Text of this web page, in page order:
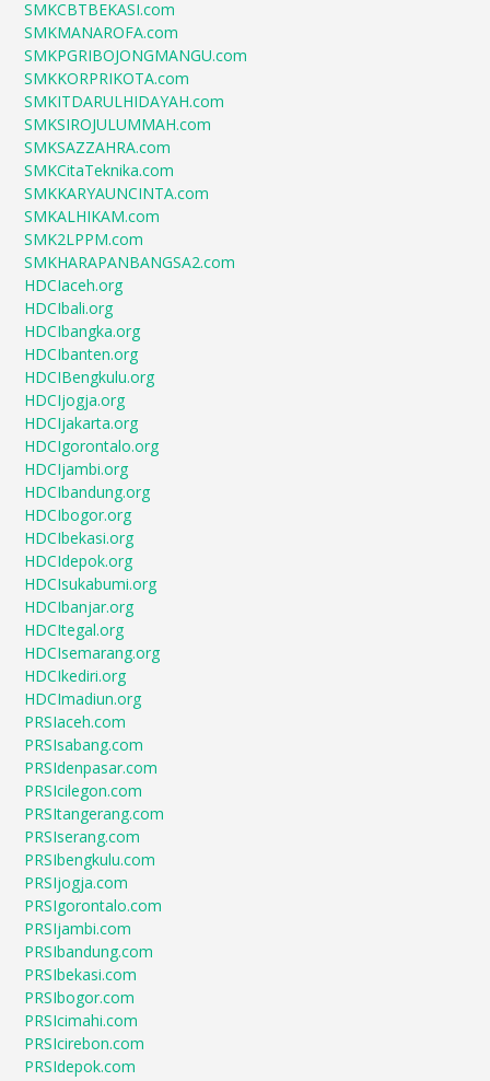
SMKCBTBEKASI.com
SMKMANAROFA.com
SMKPGRIBOJONGMANGU.com
SMKKORPRIKOTA.com
SMKITDARULHIDAYAH.com
SMKSIROJULUMMAH.com
SMKSAZZAHRA.com
SMKCitaTeknika.com
SMKKARYAUNCINTA.com
SMKALHIKAM.com
SMK2LPPM.com
SMKHARAPANBANGSA2.com
HDCIaceh.org
HDCIbali.org
HDCIbangka.org
HDCIbanten.org
HDCIBengkulu.org
HDCIjogja.org
HDCIjakarta.org
HDCIgorontalo.org
HDCIjambi.org
HDCIbandung.org
HDCIbogor.org
HDCIbekasi.org
HDCIdepok.org
HDCIsukabumi.org
HDCIbanjar.org
HDCItegal.org
HDCIsemarang.org
HDCIkediri.org
HDCImadiun.org
PRSIaceh.com
PRSIsabang.com
PRSIdenpasar.com
PRSIcilegon.com
PRSItangerang.com
PRSIserang.com
PRSIbengkulu.com
PRSIjogja.com
PRSIgorontalo.com
PRSIjambi.com
PRSIbandung.com
PRSIbekasi.com
PRSIbogor.com
PRSIcimahi.com
PRSIcirebon.com
PRSIdepok.com